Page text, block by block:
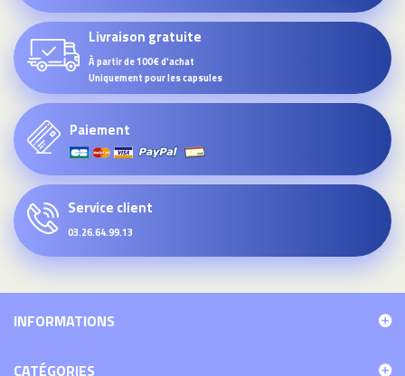
Livraison gratuite
À partir de 100€ d'achat
Uniquement pour les capsules
Paiement
Service client
03.26.64.99.13
INFORMATIONS
CATÉGORIES